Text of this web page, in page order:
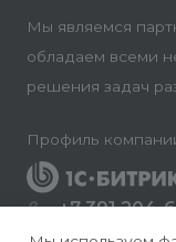
Мы являемся
обладаем всеми
решения задач
Профиль
+7 391 204-
Заказать